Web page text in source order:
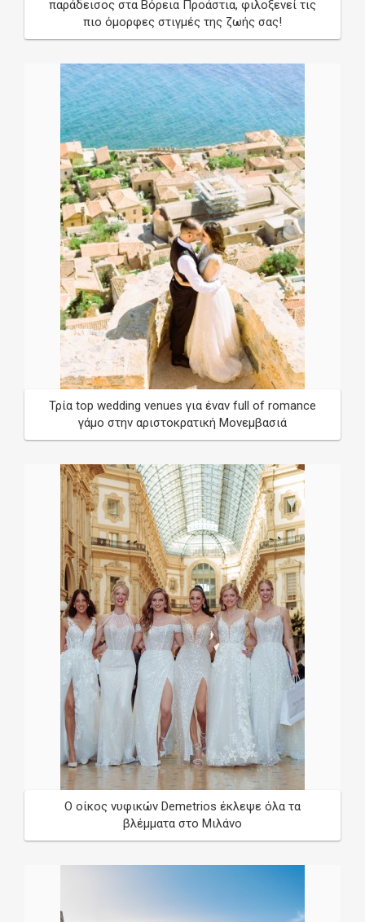
παράδεισος στα Βόρεια Προάστια, φιλοξενεί τις
πιο όμορφες στιγμές της ζωής σας!
Τρία top wedding venues για έναν full of romance
γάμο στην αριστοκρατική Μονεμβασιά
Ο οίκος νυφικών Demetrios έκλεψε όλα τα
βλέμματα στο Μιλάνο